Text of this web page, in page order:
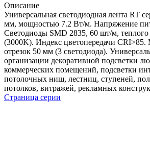
Описание
Универсальная светодиодная лента RT
мм, мощностью 7.2 Вт/м. Напряжение
Светодиоды SMD 2835, 60 шт/м, теплого
(3000K). Индекс цветопередачи
отрезок 50 мм (3 светодиода).
организации декоративной подсветки
коммерческих помещений, подсветки
потолочных ниш, лестниц, ступеней,
потолков, витражей, рекламных
Страница серии